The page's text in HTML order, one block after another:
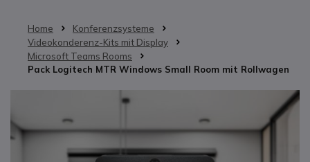
Home
Konferenzsysteme
Videokonderenz-Kits mit Display
Microsoft Teams Rooms
Pack Logitech MTR Windows Small Room mit Rollwagen
Zum Ende der Bildgalerie springen